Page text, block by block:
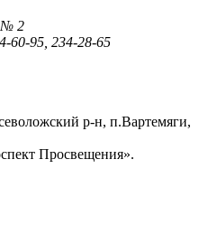
№ 2
60-95, 234-28-65
р-н, п.Вартемяги,
Просвещения».